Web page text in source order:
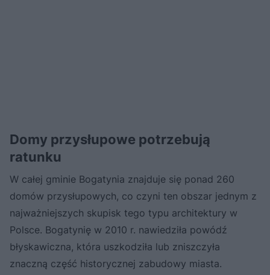
Domy przysłupowe potrzebują
ratunku
W całej gminie Bogatynia znajduje się ponad 260
domów przysłupowych, co czyni ten obszar jednym z
najważniejszych skupisk tego typu architektury w
Polsce. Bogatynię w 2010 r. nawiedziła powódź
błyskawiczna, która uszkodziła lub zniszczyła
znaczną część historycznej zabudowy miasta.